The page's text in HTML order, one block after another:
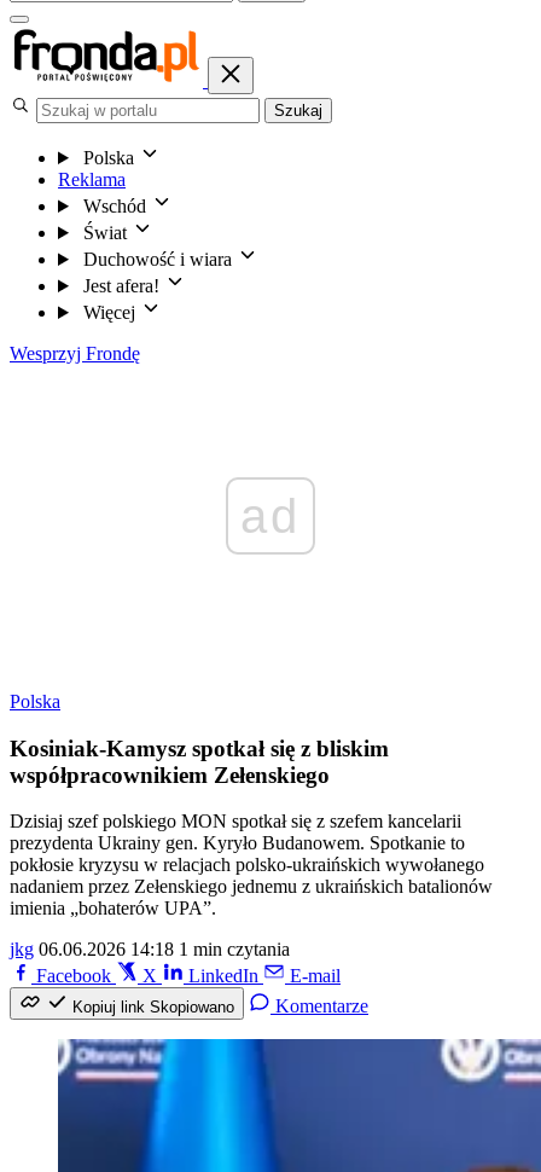
Szukaj
Polska
Reklama
Wschód
Świat
Duchowość i wiara
Jest afera!
Więcej
Wesprzyj Frondę
ad
Polska
Kosiniak-Kamysz spotkał się z bliskim
współpracownikiem Zełenskiego
Dzisiaj szef polskiego MON spotkał się z szefem kancelarii
prezydenta Ukrainy gen. Kyryło Budanowem. Spotkanie to
pokłosie kryzysu w relacjach polsko-ukraińskich wywołanego
nadaniem przez Zełenskiego jednemu z ukraińskich batalionów
imienia „bohaterów UPA”.
jkg 06.06.2026 14:18 1 min czytania
Facebook
X LinkedIn E-mail
Kopiuj link Skopiowano Komentarze